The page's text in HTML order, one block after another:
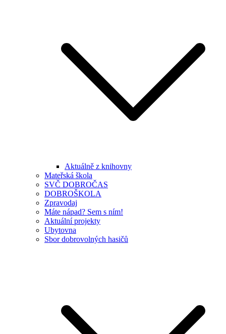
Aktuálně z knihovny
Mateřská škola
SVČ DOBROČAS
DOBROŠKOLA
Zpravodaj
Máte nápad? Sem s ním!
Aktuální projekty
Ubytovna
Sbor dobrovolných hasičů